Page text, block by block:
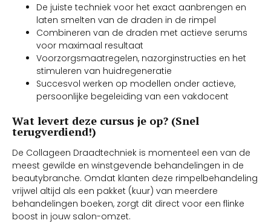
De juiste techniek voor het exact aanbrengen en
laten smelten van de draden in de rimpel
Combineren van de draden met actieve serums
voor maximaal resultaat
Voorzorgsmaatregelen, nazorginstructies en het
stimuleren van huidregeneratie
Succesvol werken op modellen onder actieve,
persoonlijke begeleiding van een vakdocent
Wat levert deze cursus je op? (Snel
terugverdiend!)
De Collageen Draadtechniek is momenteel een van de
meest gewilde en winstgevende behandelingen in de
beautybranche. Omdat klanten deze rimpelbehandeling
vrijwel altijd als een pakket (kuur) van meerdere
behandelingen boeken, zorgt dit direct voor een flinke
boost in jouw salon-omzet.